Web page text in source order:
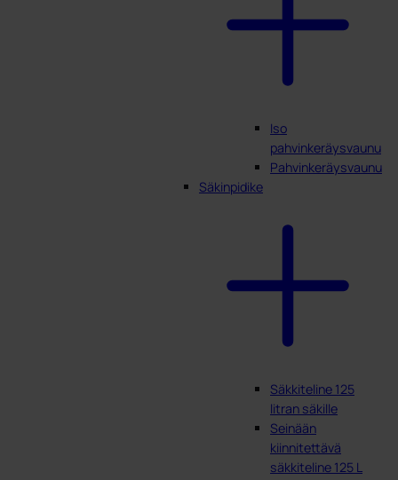
Iso
pahvinkeräysvaunu
Pahvinkeräysvaunu
Säkinpidike
Säkkiteline 125
litran säkille
Seinään
kiinnitettävä
säkkiteline 125 L